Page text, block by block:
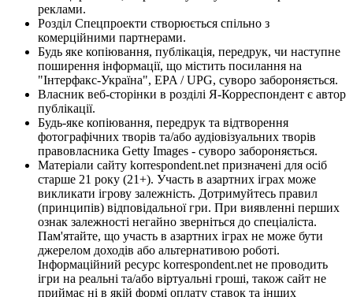
реклами.
Розділ Спецпроекти створюється спільно з
комерційними партнерами.
Будь яке копіювання, публікація, передрук, чи наступне
поширення інформації, що містить посилання на
"Інтерфакс-Україна", EPA / UPG, суворо забороняється.
Власник веб-сторінки в розділі Я-Корреспондент є автор
публікації.
Будь-яке копіювання, передрук та відтворення
фотографічних творів та/або аудіовізуальних творів
правовласника Getty Images - суворо забороняється.
Матеріали сайту korrespondent.net призначені для осіб
старше 21 року (21+). Участь в азартних іграх може
викликати ігрову залежність. Дотримуйтесь правил
(принципів) відповідальної гри. При виявленні перших
ознак залежності негайно зверніться до спеціаліста.
Пам'ятайте, що участь в азартних іграх не може бути
джерелом доходів або альтернативою роботі.
Інформаційний ресурс korrespondent.net не проводить
ігри на реальні та/або віртуальні гроші, також сайт не
приймає ні в якій формі оплату ставок та інших